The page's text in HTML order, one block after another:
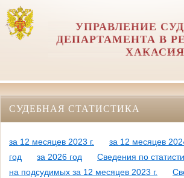
УПРАВЛЕНИЕ
ДЕПАРТАМЕНТА В
ХАКАСИЯ
СУДЕБНАЯ СТАТИСТИКА
за 12 месяцев 2023 г. за 12 месяцев
год
за 2026 год
Сведения по
на подсудимых за 12 месяцев 2023 г.